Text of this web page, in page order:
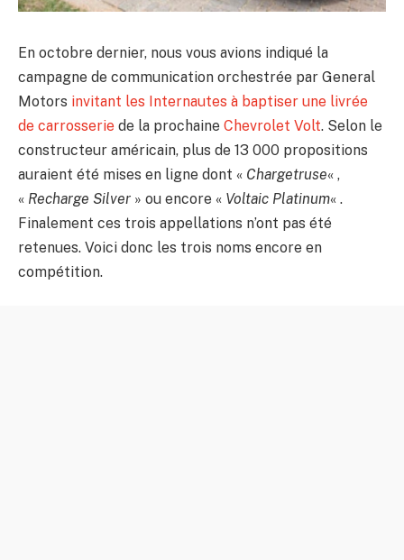
En octobre dernier, nous vous avions indiqué la
campagne de communication orchestrée par General
Motors invitant les Internautes à baptiser une livrée
de carrosserie de la prochaine Chevrolet Volt. Selon le
constructeur américain, plus de 13 000 propositions
auraient été mises en ligne dont « Chargetruse« ,
« Recharge Silver » ou encore « Voltaic Platinum« .
Finalement ces trois appellations n’ont pas été
retenues. Voici donc les trois noms encore en
compétition.